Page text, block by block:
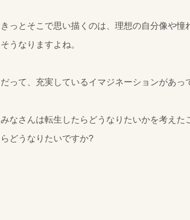
きっとそこで思い描くのは、理想の自分像や
そうなりますよね。
だって、充実しているイマジネーションがあっ
みなさんは転生したらどうなりたいかを考え
らどうなりたいですか?